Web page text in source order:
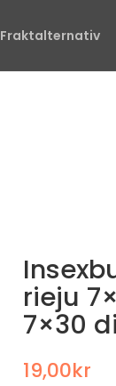
Fraktalternativ
rieju
7×30
19,00kr